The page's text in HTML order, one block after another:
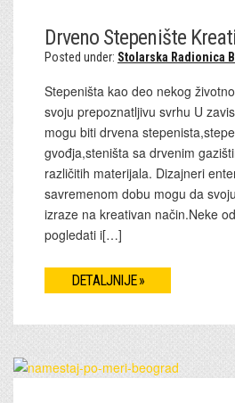
Drveno Stepenište
Posted under: Stolarska Radionica
Stepeništa kao deo nekog
svoju prepoznatljivu svrhu U
mogu biti drvena
gvođja,steništa sa drvenim
različitih materijala. Dizajneri
savremenom dobu mogu da
izraze na kreativan način.Neke
pogledati i[…]
DETALJNIJE »